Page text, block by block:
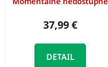
37,99 €
DETAIL